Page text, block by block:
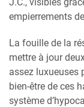
empierrements
La fouille de la
mettre à jour
assez luxueuses
bien-être de ces
système